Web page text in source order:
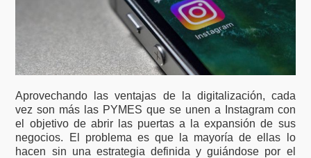
Aprovechando las ventajas de la digitalización, cada
vez son más las PYMES que se unen a Instagram con
el objetivo de abrir las puertas a la expansión de sus
negocios. El problema es que la mayoría de ellas lo
hacen sin una estrategia definida y guiándose por el